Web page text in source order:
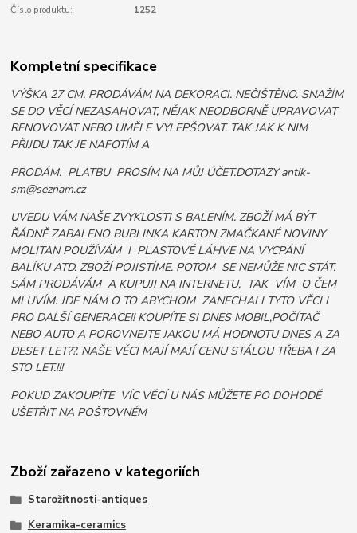
Číslo produktu: 1252
Kompletní specifikace
VÝŠKA 27 CM. PRODÁVÁM NA DEKORACI. NEČIŠTĚNO. SNAŽÍM
SE DO VĚCÍ NEZASAHOVAT, NĚJAK NEODBORNĚ UPRAVOVAT
RENOVOVAT NEBO UMĚLE VYLEPŠOVAT. TAK JAK K NIM
PŘIJDU TAK JE NAFOTÍM A
PRODÁM. PLATBU PROSÍM NA MŮJ ÚČET.DOTAZY antik-
sm@seznam.cz
UVEDU VÁM NAŠE ZVYKLOSTI S BALENÍM. ZBOŽÍ MÁ BÝT
ŘÁDNĚ ZABALENO BUBLINKA KARTON ZMAČKANÉ NOVINY
MOLITAN POUŽÍVÁM I PLASTOVÉ LÁHVE NA VYCPÁNÍ
BALÍKU ATD. ZBOŽÍ POJISTÍME. POTOM SE NEMŮŽE NIC STÁT.
SÁM PRODÁVÁM A KUPUJI NA INTERNETU, TAK VÍM O ČEM
MLUVÍM. JDE NÁM O TO ABYCHOM ZANECHALI TYTO VĚCI I
PRO DALŠÍ GENERACE!! KOUPÍTE SI DNES MOBIL,POČÍTAČ
NEBO AUTO A POROVNEJTE JAKOU MÁ HODNOTU DNES A ZA
DESET LET??. NAŠE VĚCI MAJÍ MAJÍ CENU STÁLOU TŘEBA I ZA
STO LET.!!!
POKUD ZAKOUPÍTE VÍC VĚCÍ U NÁS MŮŽETE PO DOHODĚ
UŠETŘIT NA POŠTOVNÉM
Zboží zařazeno v kategoriích
Starožitnosti-antiques
Keramika-ceramics